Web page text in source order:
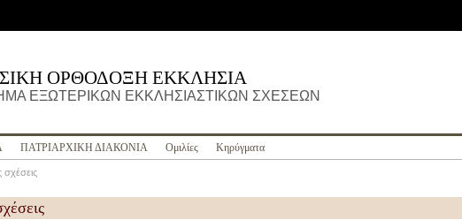
ΟΡΘΟΔΟΞΗ ΕΚΚΛΗΣΙΑ
ΕΞΩΤΕΡΙΚΩΝ ΕΚΚΛΗΣΙΑΣΤΙΚΩΝ ΣΧΕΣΕΩΝ
ПΑΤΡΙΑΡΧΙΚΗ ΔΙΑΚΟΝΙΑ Ομιλίες Κηρύγματα
σχέσεις